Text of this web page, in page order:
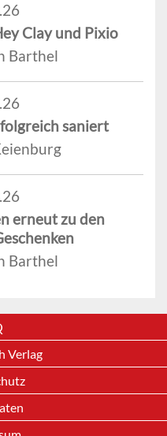
Clay und Pixio
Barthel
saniert
erneut zu den
Barthel
Verlag